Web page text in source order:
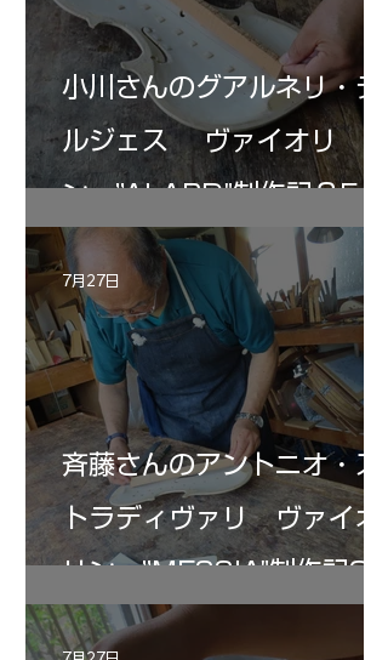
小川さんのグアルネリ・デ
ルジェス ヴァイオリ
ン ”ALARD"制作記３5
斉藤さんのアントニオ・ス
トラディヴァリ ヴァイオ
リン ”MESSIA"制作記33
7月27日